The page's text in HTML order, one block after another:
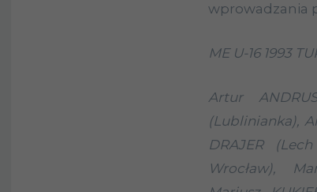
wprowadzania
ME U-16 1993
Artur
(Lublinianka),
DRAJER
Wrocław),